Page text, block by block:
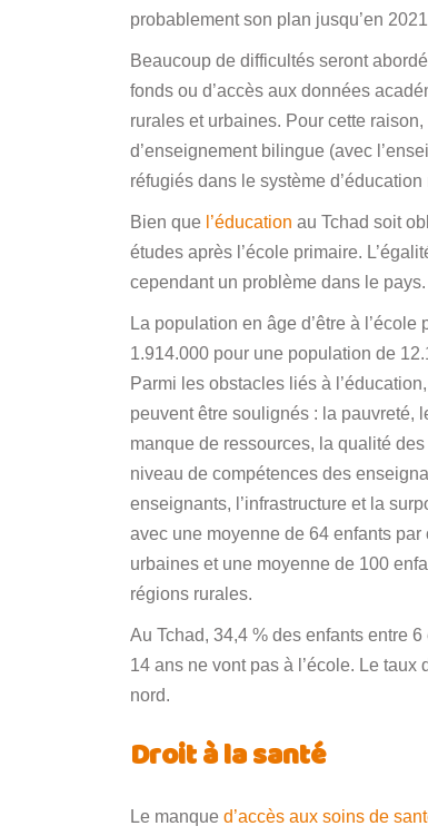
probablement son plan jusqu’en
Beaucoup de difficultés seront
fonds ou d’accès aux données
rurales et urbaines. Pour cette
d’enseignement bilingue (avec
réfugiés dans le système
Bien que l’éducation au Tchad soit
études après l’école primaire.
cependant un problème dans le pays.
La population en âge d’être à l’école
1.914.000 pour une population de
Parmi les obstacles liés à
peuvent être soulignés : la pauvreté,
manque de ressources, la qualité
niveau de compétences des
enseignants, l’infrastructure et la
avec une moyenne de 64 enfants
urbaines et une moyenne de 100
régions rurales.
Au Tchad, 34,4 % des enfants entre
14 ans ne vont pas à l’école. Le
nord.
Droit à la santé
Le manque d’accès aux soins de